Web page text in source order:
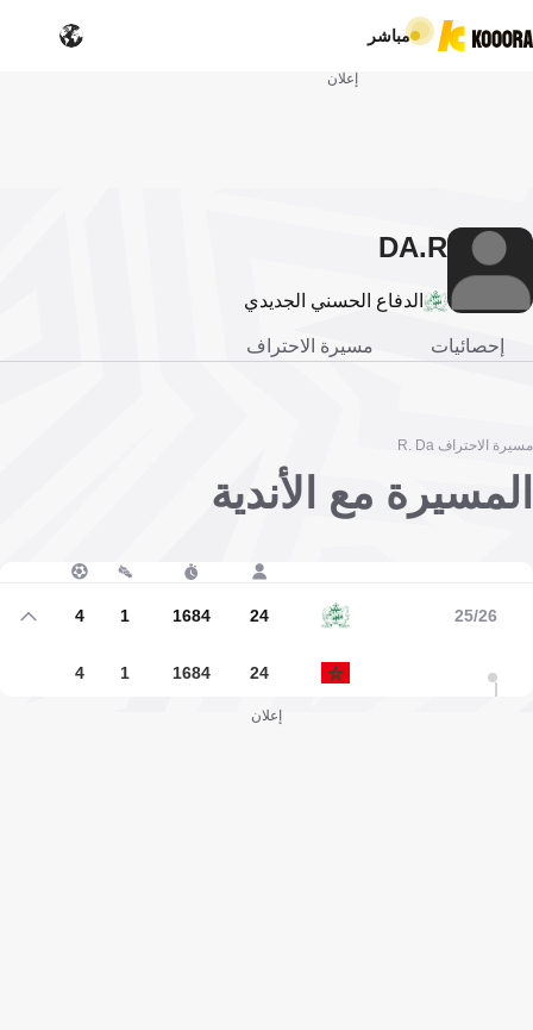
مباشر
إعلان
R.
DA
الدفاع الحسني الجديدي
إحصائيات مسيرة الاحتراف
مسيرة الاحتراف R. Da
المسيرة مع الأندية
25/26
24
1684
1
4
24
1684
1
4
إعلان